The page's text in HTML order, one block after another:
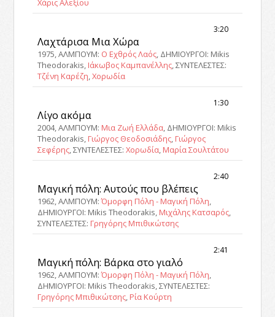
Χάρις Αλεξίου
3:20
Λαχτάρισα Μια Χώρα
1975, ΑΛΜΠΟΥΜ: Ο Εχθρός Λαός, ΔΗΜΙΟΥΡΓΟΙ: Mikis
Theodorakis, Ιάκωβος Καμπανέλλης, ΣΥΝΤΕΛΕΣΤΕΣ:
Τζένη Καρέζη,Χορωδία
1:30
Λίγο ακόμα
2004, ΑΛΜΠΟΥΜ: Μια Ζωή Ελλάδα, ΔΗΜΙΟΥΡΓΟΙ: Mikis
Theodorakis, Γιώργος Θεοδοσιάδης, Γιώργος
Σεφέρης, ΣΥΝΤΕΛΕΣΤΕΣ:Χορωδία, Μαρία Σουλτάτου
2:40
Μαγική πόλη: Αυτούς που βλέπεις
1962, ΑΛΜΠΟΥΜ:Όμορφη Πόλη - Μαγική Πόλη,
ΔΗΜΙΟΥΡΓΟΙ: Mikis Theodorakis, Μιχάλης Κατσαρός,
ΣΥΝΤΕΛΕΣΤΕΣ: Γρηγόρης Μπιθικώτσης
2:41
Μαγική πόλη: Βάρκα στο γιαλό
1962, ΑΛΜΠΟΥΜ:Όμορφη Πόλη - Μαγική Πόλη,
ΔΗΜΙΟΥΡΓΟΙ: Mikis Theodorakis, ΣΥΝΤΕΛΕΣΤΕΣ:
Γρηγόρης Μπιθικώτσης, Ρία Κούρτη